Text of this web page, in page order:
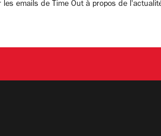
les emails de Time Out à propos de